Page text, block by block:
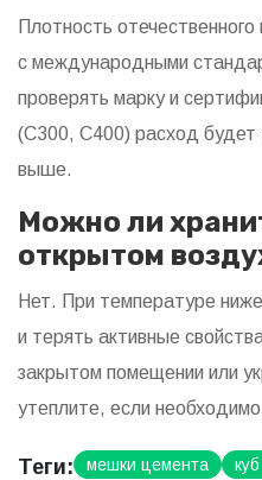
Плотность
с международными
проверять марку и
(С300, С400) расход будет
выше.
Можно ли
открытом
Нет. При температуре
и терять активные
закрытом помещении или
утеплите, если
Теги: мешки цемента